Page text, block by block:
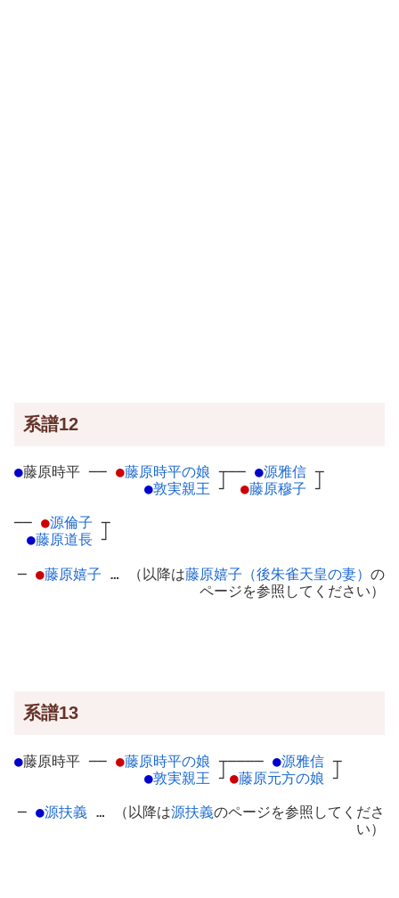
系譜12
●藤原時平 ── ●藤原時平の娘 ┬
●敦実親王 ┘
── ●源雅信 ┬
●藤原穆子 ┘
── ●源倫子 ┬
●藤原道長 ┘
─ ●藤原嬉子 … （以降は藤原嬉子（後朱雀天皇の妻） の
ページを参照してください）
系譜13
●藤原時平 ── ●藤原時平の娘 ┬
●敦実親王 ┘
──── ●源雅信 ┬
●藤原元方の娘 ┘
─ ●源扶義 … （以降は源扶義のページを参照してくださ
い）